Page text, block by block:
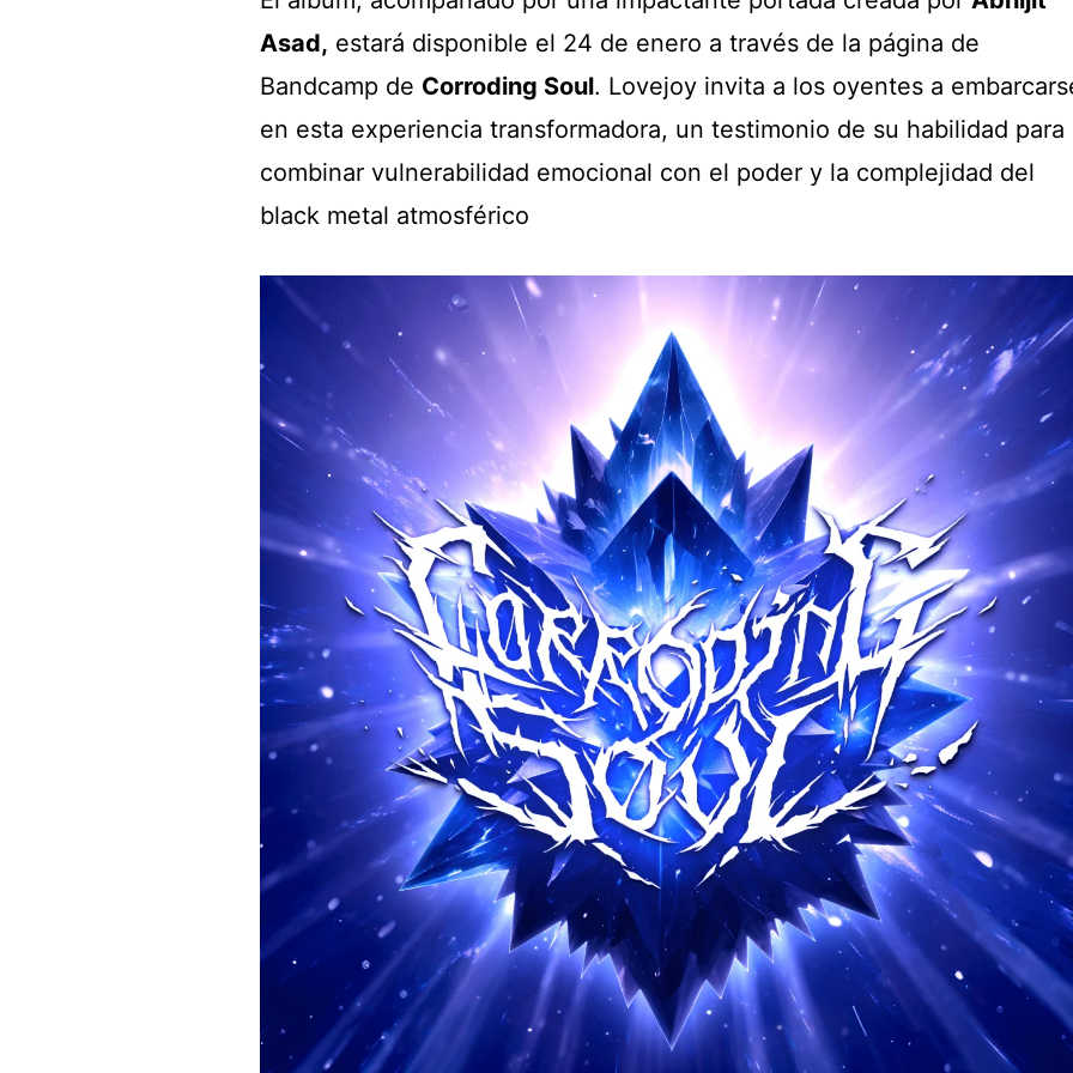
Asad, estará disponible el 24 de enero a través de la página de
Bandcamp de Corroding Soul. Lovejoy invita a los oyentes a
en esta experiencia transformadora, un testimonio de su habilidad para
combinar vulnerabilidad emocional con el poder y la complejidad del
black metal atmosférico